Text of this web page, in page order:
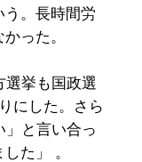
う。長時間労
った。
選挙も国政選
にした。さら
」と言い合っ
た」 。